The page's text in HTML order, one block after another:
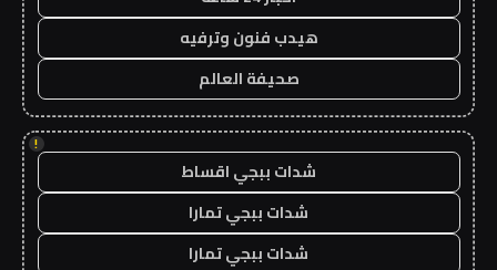
هيدب فنون وترفيه
صحيفة العالم
!
شدات ببجي اقساط
شدات ببجي تمارا
شدات ببجي تمارا